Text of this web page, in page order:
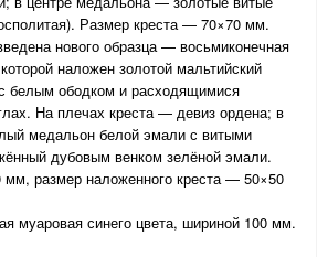
Размер креста — 70×70 мм.
нового образца — восьмиконечная
наложен золотой мальтийский
белым ободком и расходящимися
На плечах креста — девиз ордена; в
медальон белой эмали с витыми
дубовым венком зелёной эмали.
размер наложенного креста — 50×50
муаровая синего цвета, шириной 100 мм.